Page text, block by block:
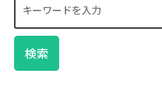
検索